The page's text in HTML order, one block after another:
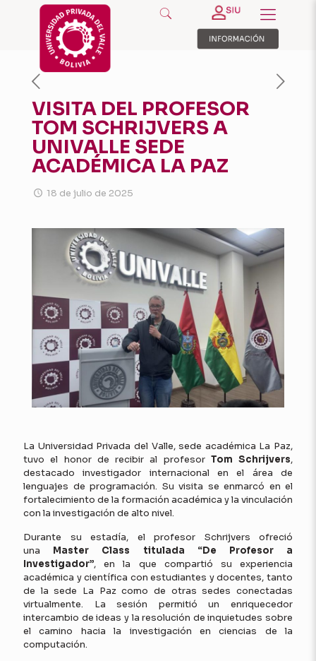
VISITA DEL PROFESOR
TOM SCHRIJVERS A
UNIVALLE SEDE
ACADÉMICA LA PAZ
18 de julio de 2025
La Universidad Privada del Valle, sede académica La Paz,
tuvo el honor de recibir al profesor Tom Schrijvers,
destacado investigador internacional en el área de
lenguajes de programación. Su visita se enmarcó en el
fortalecimiento de la formación académica y la vinculación
con la investigación de alto nivel.
Durante su estadía, el profesor Schrijvers ofreció
una Master Class titulada “De Profesor a
Investigador”, en la que compartió su experiencia
académica y científica con estudiantes y docentes, tanto
de la sede La Paz como de otras sedes conectadas
virtualmente. La sesión permitió un enriquecedor
intercambio de ideas y la resolución de inquietudes sobre
el camino hacia la investigación en ciencias de la
computación.